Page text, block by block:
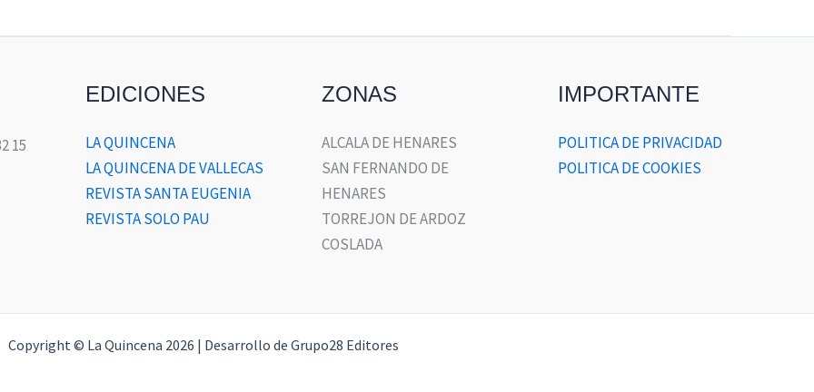
15
EDICIONES
LA QUINCENA
LA QUINCENA DE VALLECAS
REVISTA SANTA EUGENIA
REVISTA SOLO PAU
ZONAS
ALCALA DE HENARES
SAN FERNANDO DE
HENARES
TORREJON DE ARDOZ
COSLADA
IMPORTANTE
POLITICA DE PRIVACIDAD
POLITICA DE COOKIES
Copyright © La Quincena 2026 | Desarrollo de Grupo28 Editores